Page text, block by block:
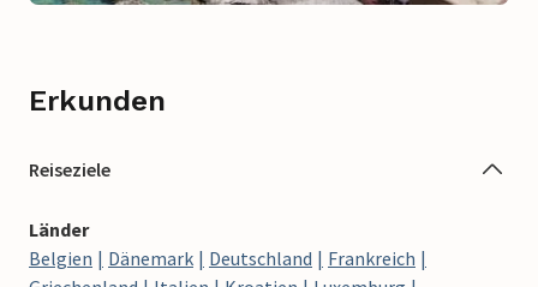
Erkunden
Reiseziele
Länder
Belgien
Dänemark Deutschland
Frankreich